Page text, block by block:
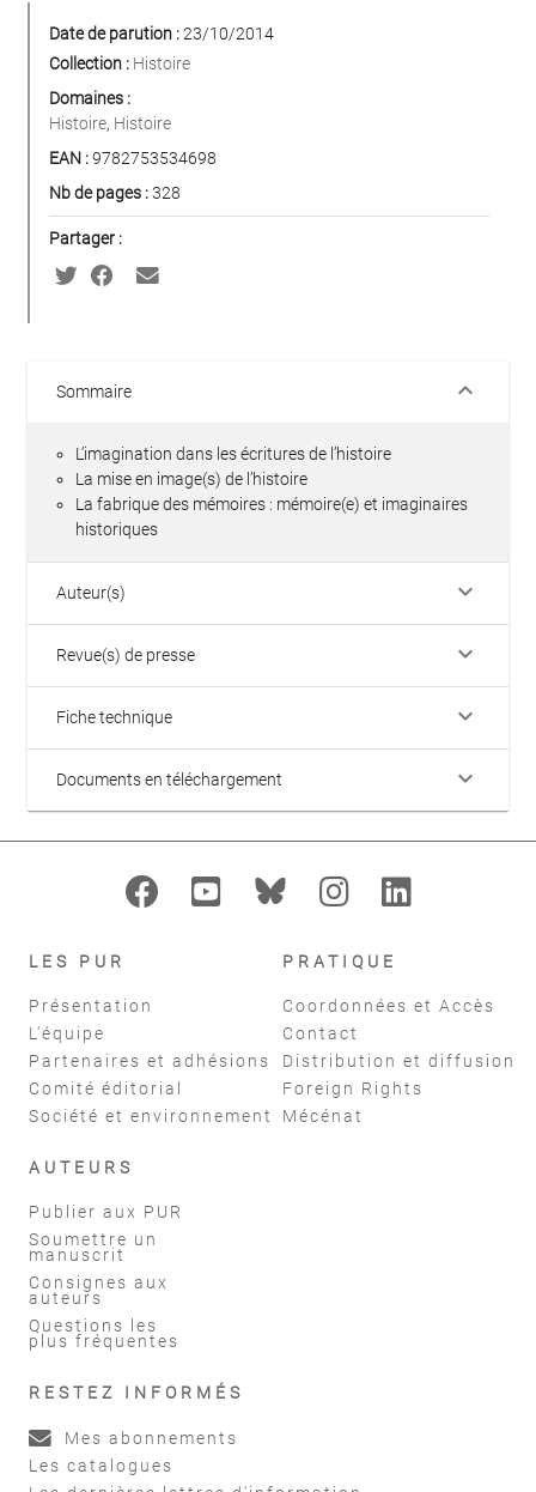
Date de parution :23/10/2014
Collection : Histoire
Domaines :
Histoire, Histoire
EAN :9782753534698
Nb de pages :328
Partager :
Sommaire keyboard_arrow_down
L’imagination dans les écritures de l’histoire
La mise en image(s) de l’histoire
La fabrique des mémoires : mémoire(e) et imaginaires
historiques
Auteur(s) keyboard_arrow_down
Revue(s) de presse keyboard_arrow_down
Fiche technique keyboard_arrow_down
Documents en téléchargement keyboard_arrow_down
LES PUR
Présentation
L'équipe
Partenaires et adhésions
Comité éditorial
Société et environnement
PRATIQUE
Coordonnées et Accès
Contact
Distribution et diffusion
Foreign Rights
Mécénat
AUTEURS
Publier aux PUR
Soumettre un
manuscrit
Consignes aux
auteurs
Questions les
plus fréquentes
RESTEZ INFORMÉS
Mes abonnements
Les catalogues